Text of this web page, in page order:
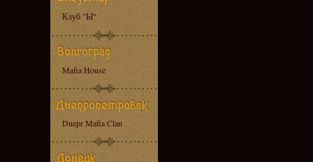
Клуб "Ы"
Mafia House
Dnepr Mafia Clan